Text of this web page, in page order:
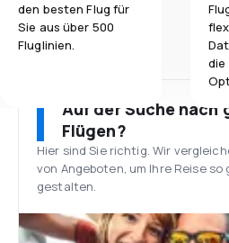
den besten Flug für
Sie aus über 500
Fluglinien.
die
Auf der Suche nach
Flügen?
Hier sind Sie richtig. Wir
von Angeboten, um Ihre Reise
gestalten.